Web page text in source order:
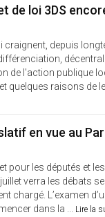
de loi 3DS
craignent, depuis
de l'action publique
quelques raisons de
en vue au
pour les députés et
verra les débats
chargé. L’examen
dans la ...
Lire la